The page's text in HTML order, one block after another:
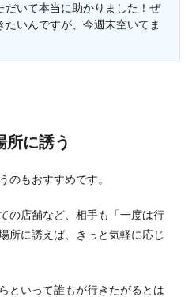
だいて本当に助かりました！ぜ
いんですが、今週末空いてま
所に誘う
のもおすすめです。
の店舗など、相手も「一度は行
所に誘えば、きっと気軽に応じ
といって誰もが行きたがるとは